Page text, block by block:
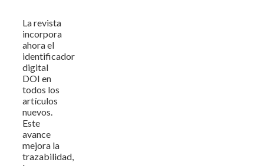
La revista
incorpora
ahora el
identificador
digital
DOI en
todos los
artículos
nuevos.
Este
avance
mejora la
trazabilidad,